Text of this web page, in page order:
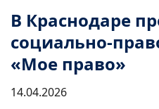
В Краснодаре
социально-
«Мое право»
14.04.2026